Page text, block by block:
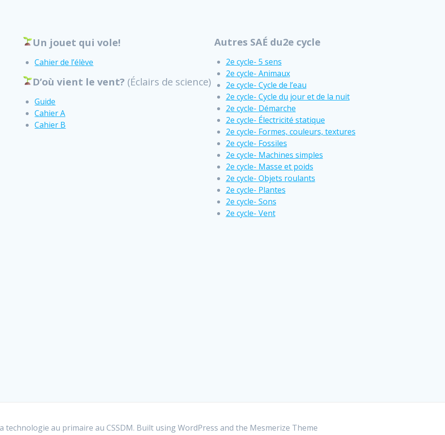
Un jouet qui vole!
Cahier de l’élève
D’où vient le vent? (Éclairs de science)
Guide
Cahier A
Cahier B
Autres SAÉ du2e cycle
2e cycle- 5 sens
2e cycle- Animaux
2e cycle- Cycle de l’eau
2e cycle- Cycle du jour et de la nuit
2e cycle- Démarche
2e cycle- Électricité statique
2e cycle- Formes, couleurs, textures
2e cycle- Fossiles
2e cycle- Machines simples
2e cycle- Masse et poids
2e cycle- Objets roulants
2e cycle- Plantes
2e cycle- Sons
2e cycle- Vent
technologie au primaire au CSSDM. Built using WordPress and the Mesmerize Theme